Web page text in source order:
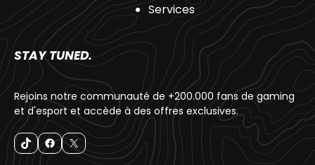
Services
STAY TUNED.
Rejoins notre communauté de +200.000 fans de gaming
et d'esport et accède à des offres exclusives.